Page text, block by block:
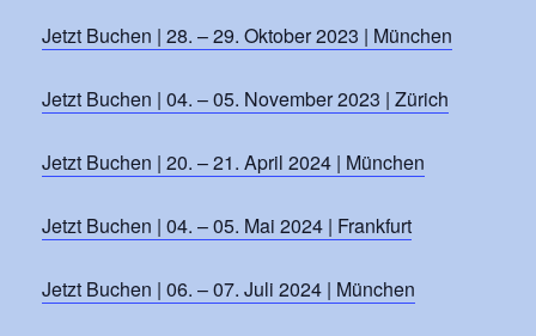
Jetzt Buchen | 28. – 29. Oktober 2023 | München
Jetzt Buchen | 04. – 05. November 2023 | Zürich
Jetzt Buchen | 20. – 21. April 2024 | München
Jetzt Buchen | 04. – 05. Mai 2024 | Frankfurt
Jetzt Buchen | 06. – 07. Juli 2024 | München